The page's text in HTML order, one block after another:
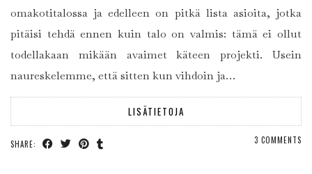
omakotitalossa ja edelleen on pitkä lista asioita, jotka
pitäisi tehdä ennen kuin talo on valmis: tämä ei ollut
todellakaan mikään avaimet käteen projekti. Usein
naureskelemme, että sitten kun vihdoin ja…
LISÄTIETOJA
SHARE: 3 COMMENTS